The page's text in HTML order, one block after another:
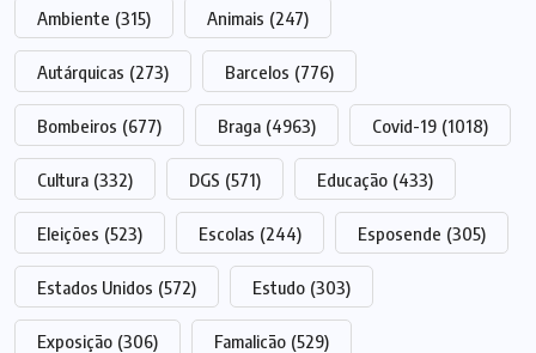
Ambiente (315) Animais (247)
Autárquicas (273) Barcelos (776)
Bombeiros (677) Braga (4963) Covid-19 (1018)
Cultura (332) DGS (571) Educação (433)
Eleições (523) Escolas (244) Esposende (305)
Estados Unidos (572) Estudo (303)
Exposição (306) Famalicão (529)